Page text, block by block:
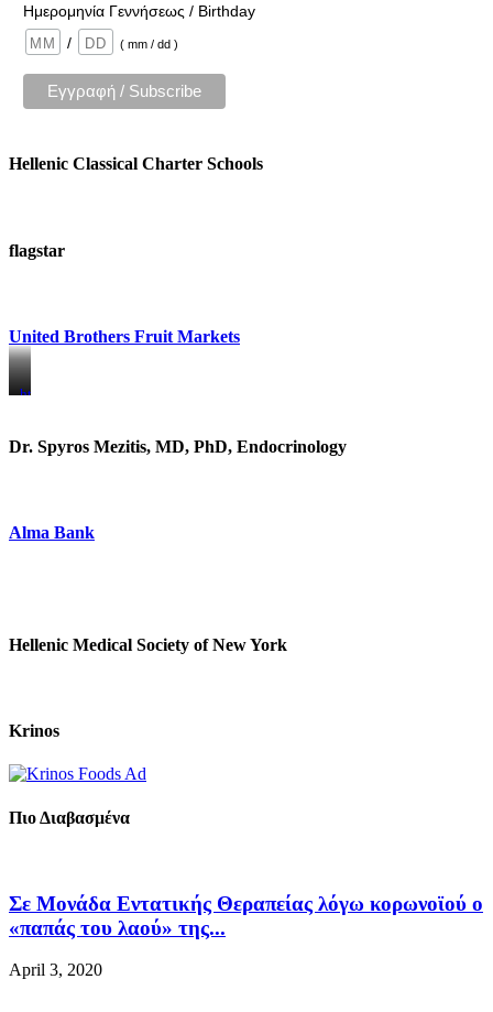
Ημερομηνία Γεννήσεως / Birthday
/
( mm / dd )
Hellenic Classical Charter Schools
flagstar
United Brothers Fruit Markets
https://www.unitedbrothersfruitmarkets.com/
https://www.unitedbrothersfruitmarkets.com/
Dr. Spyros Mezitis, MD, PhD, Endocrinology
Alma Bank
Hellenic Medical Society of New York
Krinos
Πιο Διαβασμένα
Σε Μονάδα Εντατικής Θεραπείας λόγω κορωνοϊού ο
«παπάς του λαού» της...
April 3, 2020